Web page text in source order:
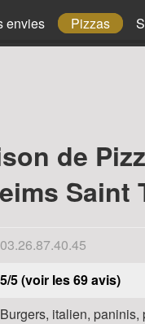
envies Pizzas
de
Saint
03.26.87.40.45
5/5 (voir les 69 avis)
Burgers, italien,